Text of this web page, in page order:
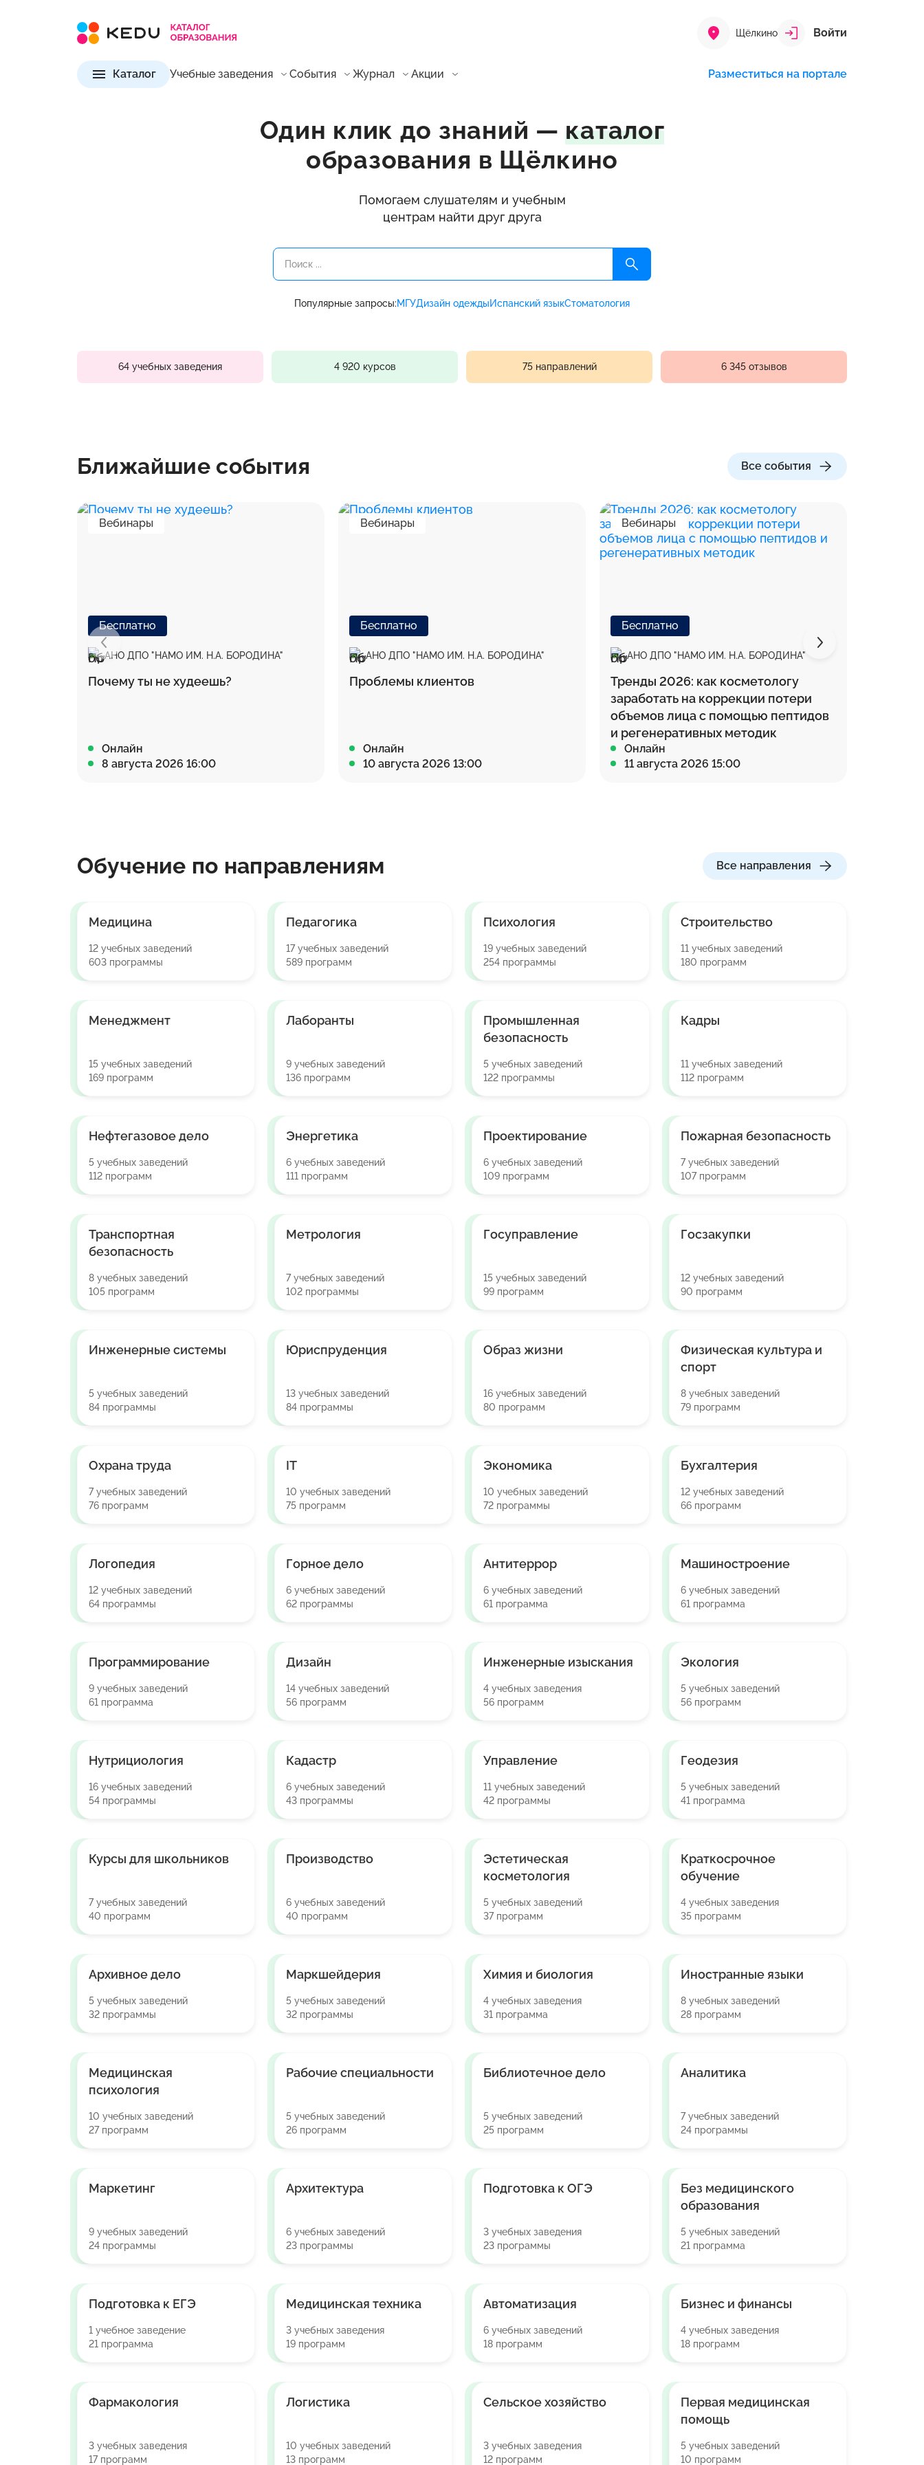
Щёлкино Войти
Каталог Учебные заведения События Журнал Акции Разместиться на портале
Один клик до знаний —каталог
образования в Щёлкино
Помогаем слушателям и учебным
центрам найти друг друга
Популярные запросы:МГУДизайн одеждыИспанский языкСтоматология
64 учебных заведения 4 920 курсов 75 направлений 6 345 отзывов
Ближайшие события Все события
Вебинары
Бесплатно
АНО ДПО "НАМО ИМ. Н.А. БОРОДИНА"
Почему ты не худеешь?
Онлайн
8 августа 2026 16:00
Вебинары
Бесплатно
АНО ДПО "НАМО ИМ. Н.А. БОРОДИНА"
Проблемы клиентов
Онлайн
10 августа 2026 13:00
Вебинары
Бесплатно
АНО ДПО "НАМО ИМ. Н.А. БОРОДИНА"
Тренды 2026: как косметологу
заработать на коррекции потери
объемов лица с помощью пептидов
и регенеративных методик
Онлайн
11 августа 2026 15:00
Обучение по направлениям Все направления
Медицина
12 учебных заведений
603 программы
Педагогика
17 учебных заведений
589 программ
Психология
19 учебных заведений
254 программы
Строительство
11 учебных заведений
180 программ
Менеджмент
15 учебных заведений
169 программ
Лаборанты
9 учебных заведений
136 программ
Промышленная
безопасность
5 учебных заведений
122 программы
Кадры
11 учебных заведений
112 программ
Нефтегазовое дело
5 учебных заведений
112 программ
Энергетика
6 учебных заведений
111 программ
Проектирование
6 учебных заведений
109 программ
Пожарная безопасность
7 учебных заведений
107 программ
Транспортная
безопасность
8 учебных заведений
105 программ
Метрология
7 учебных заведений
102 программы
Госуправление
15 учебных заведений
99 программ
Госзакупки
12 учебных заведений
90 программ
Инженерные системы
5 учебных заведений
84 программы
Юриспруденция
13 учебных заведений
84 программы
Образ жизни
16 учебных заведений
80 программ
Физическая культура и
спорт
8 учебных заведений
79 программ
Охрана труда
7 учебных заведений
76 программ
IT
10 учебных заведений
75 программ
Экономика
10 учебных заведений
72 программы
Бухгалтерия
12 учебных заведений
66 программ
Логопедия
12 учебных заведений
64 программы
Горное дело
6 учебных заведений
62 программы
Антитеррор
6 учебных заведений
61 программа
Машиностроение
6 учебных заведений
61 программа
Программирование
9 учебных заведений
61 программа
Дизайн
14 учебных заведений
56 программ
Инженерные изыскания
4 учебных заведения
56 программ
Экология
5 учебных заведений
56 программ
Нутрициология
16 учебных заведений
54 программы
Кадастр
6 учебных заведений
43 программы
Управление
11 учебных заведений
42 программы
Геодезия
5 учебных заведений
41 программа
Курсы для школьников
7 учебных заведений
40 программ
Производство
6 учебных заведений
40 программ
Эстетическая
косметология
5 учебных заведений
37 программ
Краткосрочное
обучение
4 учебных заведения
35 программ
Архивное дело
5 учебных заведений
32 программы
Маркшейдерия
5 учебных заведений
32 программы
Химия и биология
4 учебных заведения
31 программа
Иностранные языки
8 учебных заведений
28 программ
Медицинская
психология
10 учебных заведений
27 программ
Рабочие специальности
5 учебных заведений
26 программ
Библиотечное дело
5 учебных заведений
25 программ
Аналитика
7 учебных заведений
24 программы
Маркетинг
9 учебных заведений
24 программы
Архитектура
6 учебных заведений
23 программы
Подготовка к ОГЭ
3 учебных заведения
23 программы
Без медицинского
образования
5 учебных заведений
21 программа
Подготовка к ЕГЭ
1 учебное заведение
21 программа
Медицинская техника
3 учебных заведения
19 программ
Автоматизация
6 учебных заведений
18 программ
Бизнес и финансы
4 учебных заведения
18 программ
Фармакология
3 учебных заведения
17 программ
Логистика
10 учебных заведений
13 программ
Сельское хозяйство
3 учебных заведения
12 программ
Первая медицинская
помощь
5 учебных заведений
10 программ